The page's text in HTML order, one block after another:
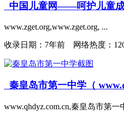
中国儿童网——呵护儿童成
www.zget.org,www.zget.org, ...
收录日期： 7年前 网络热度：
秦皇岛市第一中学（
www.qhdyz.com.cn,秦皇岛市第